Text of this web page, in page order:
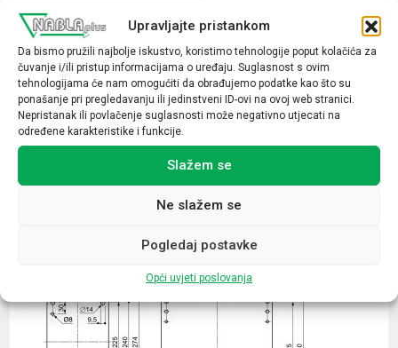
Upravljajte pristankom
Da bismo pružili najbolje iskustvo, koristimo tehnologije poput kolačića za
čuvanje i/ili pristup informacijama o uređaju. Suglasnost s ovim
tehnologijama će nam omogućiti da obrađujemo podatke kao što su
ponašanje pri pregledavanju ili jedinstveni ID-ovi na ovoj web stranici.
Nepristanak ili povlačenje suglasnosti može negativno utjecati na
određene karakteristike i funkcije.
Slažem se
Ne slažem se
Pogledaj postavke
Opći uvjeti poslovanja
Pribor za ormare
Metalni
Povezani proizvodi